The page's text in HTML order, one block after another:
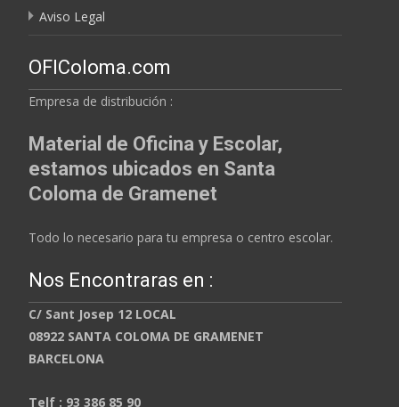
Aviso Legal
OFIColoma.com
Empresa de distribución :
Material de Oficina y Escolar,
estamos ubicados en Santa
Coloma de Gramenet
Todo lo necesario para tu empresa o centro escolar.
Nos Encontraras en :
C/ Sant Josep 12 LOCAL
08922 SANTA COLOMA DE GRAMENET
BARCELONA
Telf : 93 386 85 90